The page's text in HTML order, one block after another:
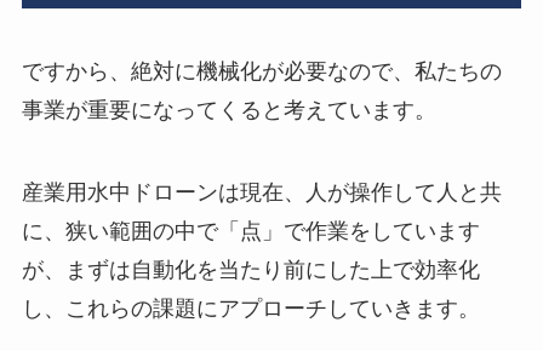
ですから、絶対に機械化が必要なので、私たちの
事業が重要になってくると考えています。
産業用水中ドローンは現在、人が操作して人と共
に、狭い範囲の中で「点」で作業をしています
が、まずは自動化を当たり前にした上で効率化
し、これらの課題にアプローチしていきます。